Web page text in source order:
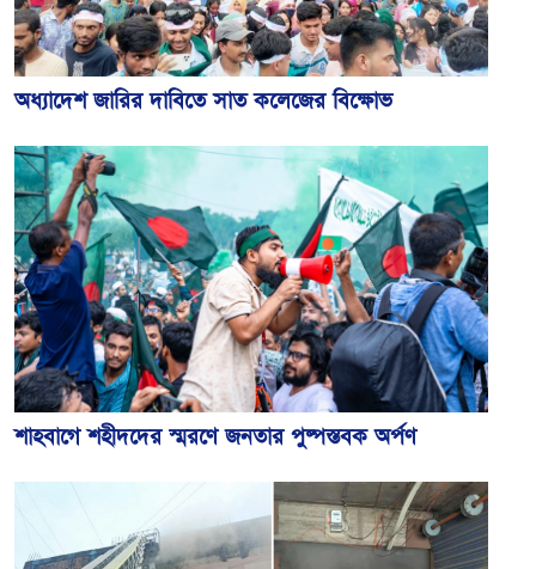
অধ্যাদেশ জারির দাবিতে সাত কলেজের বিক্ষোভ
শাহবাগে শহীদদের স্মরণে জনতার পুষ্পস্তবক অর্পণ